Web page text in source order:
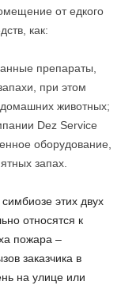
от едкого
как:
препараты,
при этом
животных;
Dez Service
оборудование,
запах.
этих двух
относятся к
пожара –
заказчика в
на улице или